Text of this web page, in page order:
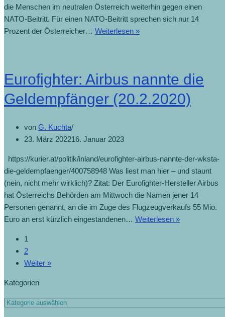
die Menschen im neutralen Österreich weiterhin gegen einen
NATO-Beitritt. Für einen NATO-Beitritt sprechen sich nur 14
Prozent der Österreicher… Weiterlesen »Debatte
Sicherheit
Eurofighter: Airbus nannte die
Geldempfänger (20.2.2020)
von G. Kuchta
23. März 202216. Januar 2023
https://kurier.at/politik/inland/eurofighter-airbus-nannte-der-wksta-
die-geldempfaenger/400758948 Was liest man hier – und staunt
(nein, nicht mehr wirklich)? Zitat: Der Eurofighter-Hersteller Airbus
hat Österreichs Behörden am Mittwoch die Namen jener 14
Personen genannt, an die im Zuge des Flugzeugverkaufs 55 Mio.
Euro an erst kürzlich eingestandenen… Weiterlesen »Eurofighter:
1
2
Weiter »
Kategorien
Kategorien